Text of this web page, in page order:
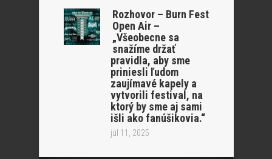
Rozhovor – Burn Fest
Open Air –
„Všeobecne sa
snažíme držať
pravidla, aby sme
priniesli ľudom
zaujímavé kapely a
vytvorili festival, na
ktorý by sme aj sami
išli ako fanúšikovia.“
júl 11, 2025